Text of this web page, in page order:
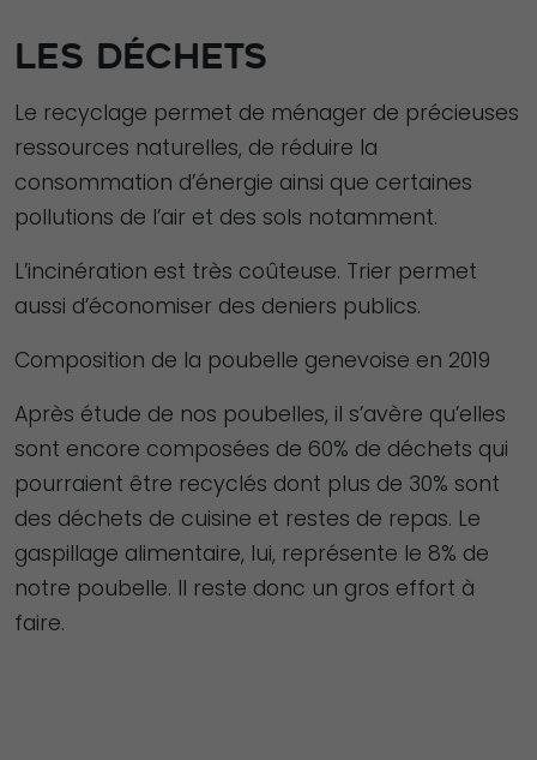
LES DÉCHETS
Le recyclage permet de ménager de précieuses
ressources naturelles, de réduire la
consommation d’énergie ainsi que certaines
pollutions de l’air et des sols notamment.
L’incinération est très coûteuse. Trier permet
aussi d’économiser des deniers publics.
Composition de la poubelle genevoise en 2019
Après étude de nos poubelles, il s’avère qu’elles
sont encore composées de 60% de déchets qui
pourraient être recyclés dont plus de 30% sont
des déchets de cuisine et restes de repas. Le
gaspillage alimentaire, lui, représente le 8% de
notre poubelle. Il reste donc un gros effort à
faire.